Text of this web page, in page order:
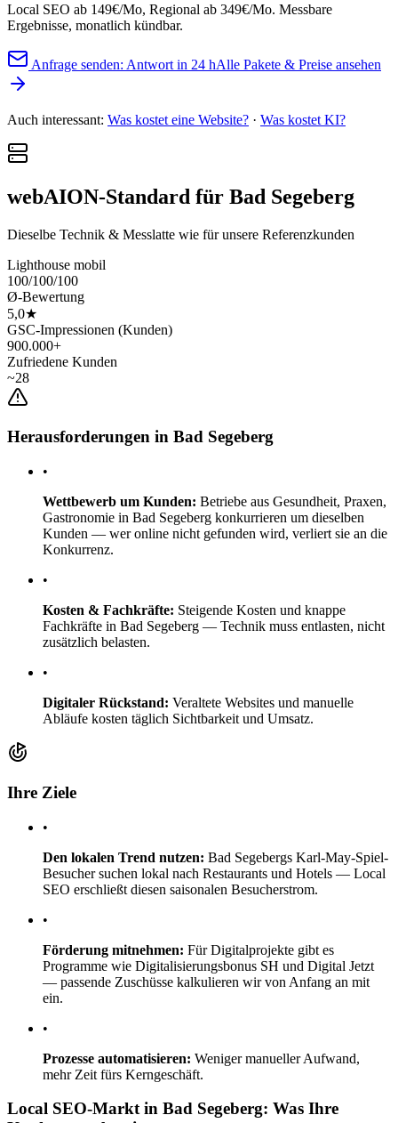
Local SEO ab 149€/Mo, Regional ab 349€/Mo. Messbare
Ergebnisse, monatlich kündbar.
Anfrage senden: Antwort in 24 hAlle Pakete & Preise ansehen
Auch interessant: Was kostet eine Website? · Was kostet KI?
webAION-Standard für Bad Segeberg
Dieselbe Technik & Messlatte wie für unsere Referenzkunden
Lighthouse mobil
100/100/100
Ø-Bewertung
5,0★
GSC-Impressionen (Kunden)
900.000+
Zufriedene Kunden
~28
Herausforderungen in Bad Segeberg
•
Wettbewerb um Kunden: Betriebe aus Gesundheit, Praxen,
Gastronomie in Bad Segeberg konkurrieren um dieselben
Kunden — wer online nicht gefunden wird, verliert sie an die
Konkurrenz.
•
Kosten & Fachkräfte: Steigende Kosten und knappe
Fachkräfte in Bad Segeberg — Technik muss entlasten, nicht
zusätzlich belasten.
•
Digitaler Rückstand: Veraltete Websites und manuelle
Abläufe kosten täglich Sichtbarkeit und Umsatz.
Ihre Ziele
•
Den lokalen Trend nutzen: Bad Segebergs Karl-May-Spiel-
Besucher suchen lokal nach Restaurants und Hotels — Local
SEO erschließt diesen saisonalen Besucherstrom.
•
Förderung mitnehmen: Für Digitalprojekte gibt es
Programme wie Digitalisierungsbonus SH und Digital Jetzt
— passende Zuschüsse kalkulieren wir von Anfang an mit
ein.
•
Prozesse automatisieren: Weniger manueller Aufwand,
mehr Zeit fürs Kerngeschäft.
Local SEO-Markt in Bad Segeberg: Was Ihre